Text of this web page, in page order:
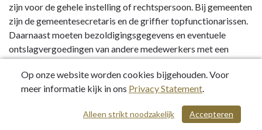
van
baten
lasten
-
Normering
zijn voor de gehele instelling of rechtspersoon. Bij gemeenten
zijn de gemeentesecretaris en de griffier topfunctionarissen.
Daarnaast moeten bezoldigingsgegevens en eventuele
ontslagvergoedingen van andere medewerkers met een
dienstbetrekking worden vermeld zodra zij hoger zijn dan het
bezoldigingsmaximum.
Dit geldt ook voor topfunctionarissen zonder
dienstbetrekking. In dat geval wordt wel rekening gehouden
/ 325
Op onze website worden cookies bijgehouden. Voor
meer informatie kijk in ons Privacy Statement.
Accepteren
Alleen strikt noodzakelijk